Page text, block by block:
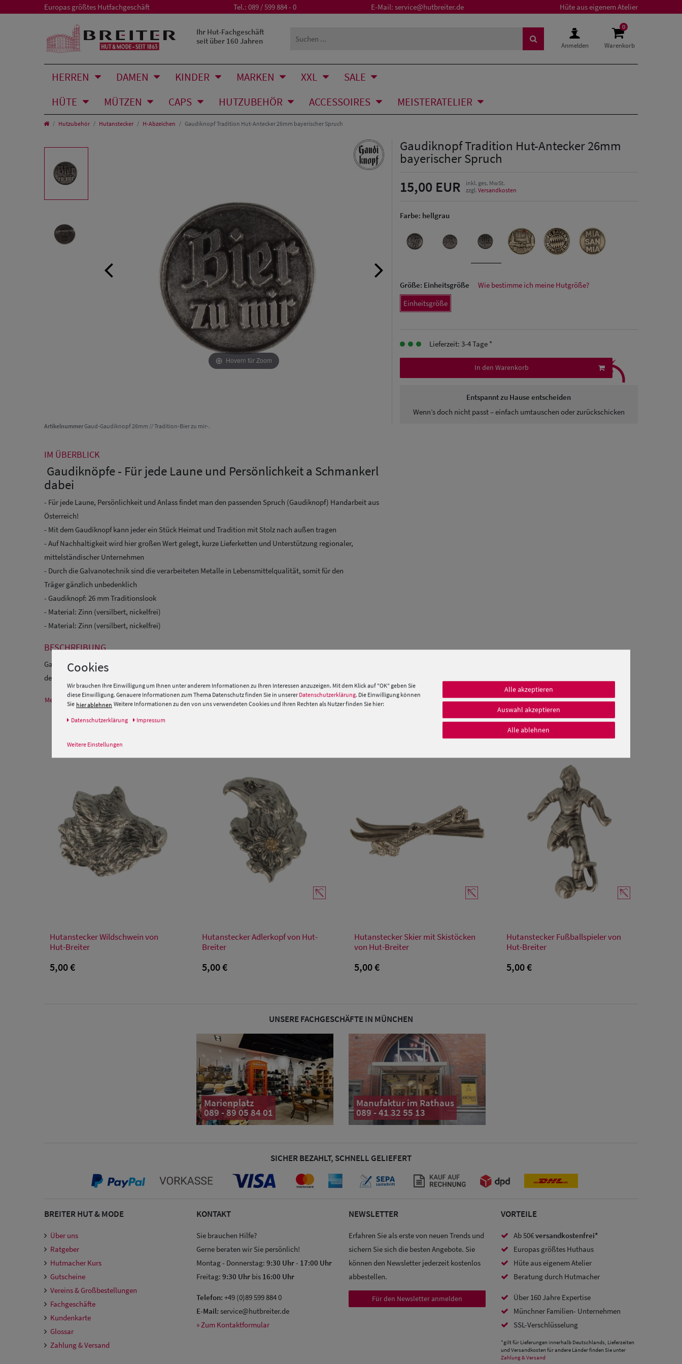
Europas größtes Hutfachgeschäft Tel.: 089 / 599 884 - 0 E-Mail: service@hutbreiter.de Hüte aus eigenem Atelier
Ihr Hut-Fachgeschäft
seit über 160 Jahren
Anmelden
0
Warenkorb
HERREN DAMEN KINDER MARKEN XXL
SALE
HÜTE
MÜTZEN CAPS HUTZUBEHÖR ACCESSOIRES MEISTERATELIER
Hutzubehör Hutanstecker H-Abzeichen Gaudiknopf Tradition Hut-Antecker 26mm bayerischer Spruch
Hovern für Zoom
ArtikelnummerGaud-Gaudiknopf 26mm // Tradition-Bier zu mir-.
Gaudiknopf Tradition Hut-Antecker 26mm
bayerischer Spruch
15,00 EUR
inkl. ges. MwSt.
zzgl. Versandkosten
Farbe: hellgrau
Größe: Einheitsgröße
Wie bestimme ich meine Hutgröße?
Einheitsgröße
Lieferzeit: 3-4 Tage *
In den Warenkorb
Entspannt zu Hause entscheiden
Wenn’s doch nicht passt – einfach umtauschen oder zurückschicken
⤹
IM ÜBERBLICK
Gaudiknöpfe - Für jede Laune und Persönlichkeit a Schmankerl
dabei
- Für jede Laune, Persönlichkeit und Anlass findet man den passenden Spruch (Gaudiknopf) Handarbeit aus
Österreich!
- Mit dem Gaudiknopf kann jeder ein Stück Heimat und Tradition mit Stolz nach außen tragen
- Auf Nachhaltigkeit wird hier großen Wert gelegt, kurze Lieferketten und Unterstützung regionaler,
mittelständischer Unternehmen
- Durch die Galvanotechnik sind die verarbeiteten Metalle in Lebensmittelqualität, somit für den
Träger gänzlich unbedenklich
- Gaudiknopf: 26 mm Traditionslook
- Material: Zinn (versilbert, nickelfrei)
- Material: Zinn (versilbert, nickelfrei)
BESCHREIBUNG
Gaudiknopf! Tradition-Anstecker Herren Abzeichen Bayrische-Sprüche, "an Scheiss muas i", "Bier zu mir", "I
derf des", "Durscht wiad Sau"
Mehr Informationen zum Hersteller und EU Verantwortlichen »
Hutanstecker Wildschwein von
Hut-Breiter
5,00 €
Hutanstecker Adlerkopf von Hut-
Breiter
5,00 €
Einheitsgröße
Hutanstecker Skier mit Skistöcken
von Hut-Breiter
5,00 €
Hutanstecker Fußballspieler von
Hut-Breiter
5,00 €
UNSERE FACHGESCHÄFTE IN MÜNCHEN
Marienplatz
089 - 89 05 84 01
Manufaktur im Rathaus
089 - 41 32 55 13
SICHER BEZAHLT, SCHNELL GELIEFERT
BREITER HUT & MODE
Über uns
Ratgeber
Hutmacher Kurs
Gutscheine
Vereins & Großbestellungen
Fachgeschäfte
Kundenkarte
Glossar
Zahlung & Versand
KONTAKT
Sie brauchen Hilfe?
Gerne beraten wir Sie persönlich!
Montag - Donnerstag: 9:30 Uhr- 17:00 Uhr
Freitag: 9:30 Uhr bis 16:00 Uhr
Telefon: +49 (0)89 599 884 0
E-Mail: service@hutbreiter.de
» Zum Kontaktformular
NEWSLETTER
Erfahren Sie als erste von neuen Trends und
sichern Sie sich die besten Angebote. Sie
können den Newsletter jederzeit kostenlos
abbestellen.
Für den Newsletter anmelden
VORTEILE
Ab 50€versandkostenfrei*
Europas größtes Huthaus
Hüte aus eigenem Atelier
Beratung durch Hutmacher
Über 160 Jahre Expertise
Münchner Familien- Unternehmen
SSL-Verschlüsselung
*gilt für Lieferungen innerhalb Deutschlands, Lieferzeiten
und Versandkosten für andere Länder finden Sie unter
Zahlung & Versand
Cookies
Wir brauchen Ihre Einwilligung um Ihnen unter anderem Informationen zu Ihren Interessen anzuzeigen. Mit dem Klick auf "OK" geben Sie
diese Einwilligung. Genauere Informationen zum Thema Datenschutz finden Sie in unserer Datenschutzerklärung. Die Einwilligung können
Sie hier ablehnen Weitere Informationen zu den von uns verwendeten Cookies und Ihren Rechten als Nutzer finden Sie hier:
Daten­schutz­erklärung Impressum
Weitere Einstellungen
Alle akzeptieren
Auswahl akzeptieren
Alle ablehnen